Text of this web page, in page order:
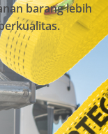
barang lebih